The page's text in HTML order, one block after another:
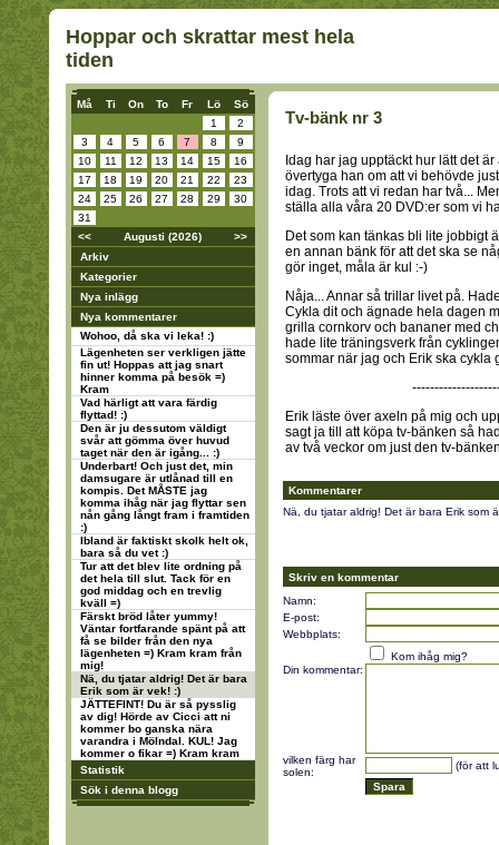
Hoppar och skrattar mest hela
tiden
Må Ti On To Fr Lö
Sö
1
2
3
4 5 6 7 8
9
10
11 12 13 14 15
16
17
18 19 20 21 22
23
24
25 26 27 28 29
30
31
<<
Augusti (2026)
>>
Arkiv
Kategorier
Nya inlägg
Nya kommentarer
Wohoo, då ska vi leka! :)
Lägenheten ser verkligen jätte
fin ut! Hoppas att jag snart
hinner komma på besök =)
Kram
Vad härligt att vara färdig
flyttad! :)
Den är ju dessutom väldigt
svår att gömma över huvud
taget när den är igång... :)
Underbart! Och just det, min
damsugare är utlånad till en
kompis. Det MÅSTE jag
komma ihåg när jag flyttar sen
nån gång långt fram i framtiden
:)
Ibland är faktiskt skolk helt ok,
bara så du vet :)
Tur att det blev lite ordning på
det hela till slut. Tack för en
god middag och en trevlig
kväll =)
Färskt bröd låter yummy!
Väntar fortfarande spänt på att
få se bilder från den nya
lägenheten =) Kram kram från
mig!
Nä, du tjatar aldrig! Det är bara
Erik som är vek! :)
JÄTTEFINT! Du är så pysslig
av dig! Hörde av Cicci att ni
kommer bo ganska nära
varandra i Mölndal. KUL! Jag
kommer o fikar =) Kram kram
Statistik
Sök i denna blogg
Tv-bänk nr 3
Idag har jag upptäckt hur lätt det
övertyga han om att vi behövde
idag. Trots att vi redan har två...
ställa alla våra 20 DVD:er som vi
Det som kan tänkas bli lite jobbigt
en annan bänk för att det ska se
gör inget, måla är kul :-)
Nåja... Annar så trillar livet på.
Cykla dit och ägnade hela dagen
grilla cornkorv och bananer med
hade lite träningsverk från
sommar när jag och Erik ska cykla
Erik läste över axeln på mig och
sagt ja till att köpa tv-bänken så
av två veckor om just den tv-
Kommentarer
Nä, du tjatar aldrig! Det är bara Erik som
Skriv en kommentar
Namn:
E-post:
Webbplats:
Kom ihåg mig?
Din kommentar:
vilken färg har
solen:
(för att